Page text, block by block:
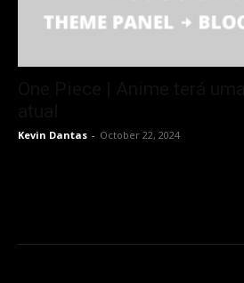
Kevin Dantas - October 22, 2024